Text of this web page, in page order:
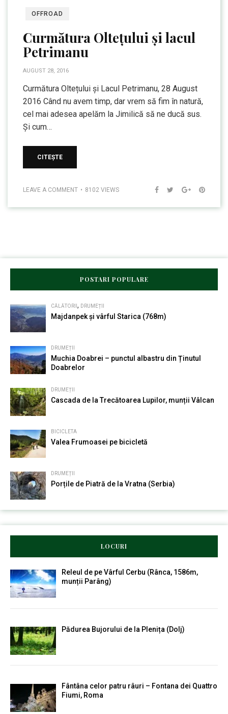
OFFROAD
Curmătura Oltețului și lacul
Petrimanu
AUGUST 28, 2016
Curmătura Oltețului și Lacul Petrimanu, 28 August
2016 Când nu avem timp, dar vrem să fim în natură,
cel mai adesea apelăm la Jimilică să ne ducă sus.
Și cum…
CITEȘTE
LEAVE A COMMENT 8102 VIEWS
POSTARI POPULARE
CĂLĂTORII , DRUMEȚII
Majdanpek și vârful Starica (768m)
DRUMEȚII
Muchia Doabrei – punctul albastru din Ținutul
Doabrelor
DRUMEȚII
Cascada de la Trecătoarea Lupilor, munții Vâlcan
BICICLETA
Valea Frumoasei pe bicicletă
DRUMEȚII
Porțile de Piatră de la Vratna (Serbia)
LOCURI
Releul de pe Vârful Cerbu (Rânca, 1586m,
munții Parâng)
Pădurea Bujorului de la Plenița (Dolj)
Fântâna celor patru râuri – Fontana dei Quattro
Fiumi, Roma